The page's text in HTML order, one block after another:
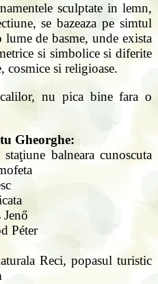
sculptate in lemn,
se bazeaza pe simtul
de basme, unde exista
si simbolice si diferite
cosmice si religioase.
nu pica bine fara o
Gheorghe:
balneara cunoscuta
Péter
Reci, popasul turistic